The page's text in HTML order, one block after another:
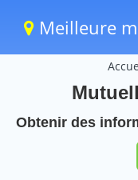
Meilleure
Obtenir des